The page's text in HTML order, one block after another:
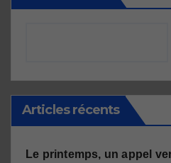
Articles récents
Le printemps, un appel